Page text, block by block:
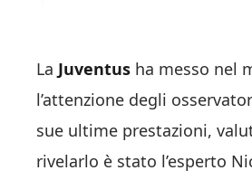
La Juventus ha messo nel
l’attenzione degli
sue ultime prestazioni,
rivelarlo è stato l’esperto